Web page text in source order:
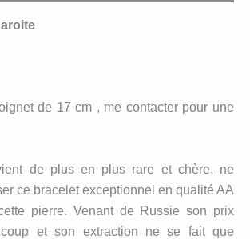
de 17 cm , me contacter pour une
de plus en plus rare et chère, ne
ce bracelet exceptionnel en qualité AA
pierre. Venant de Russie son prix
et son extraction ne se fait que